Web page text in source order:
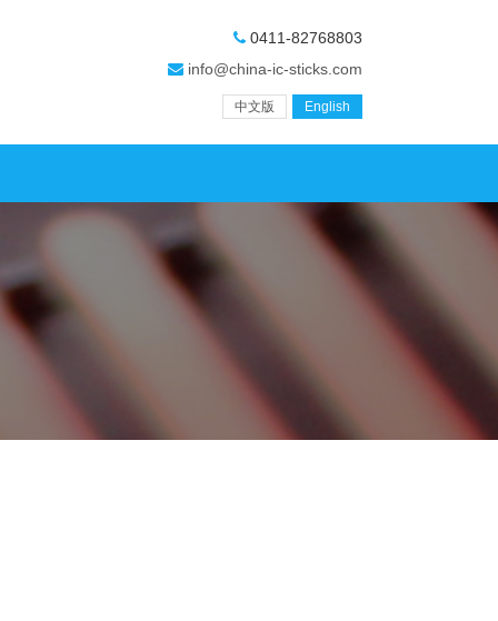
0411-82768803
info@china-ic-sticks.com
中文版 English